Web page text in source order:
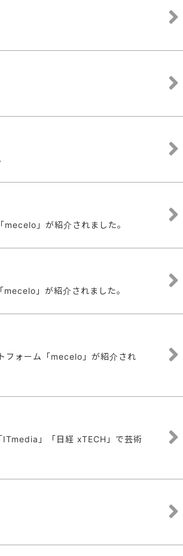
」が紹介されました。
」が紹介されました。
フォーム「mecelo」が紹介され
」「日経 xTECH」で芸術